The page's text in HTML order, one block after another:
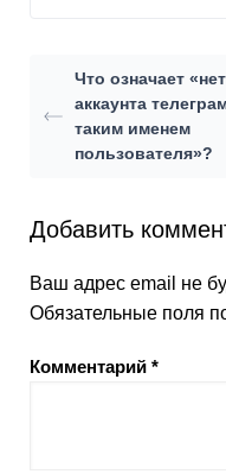
Что означает «нет
аккаунта
таким именем
пользователя»?
Добавить
Ваш адрес email не
Обязательные поля
Комментарий *